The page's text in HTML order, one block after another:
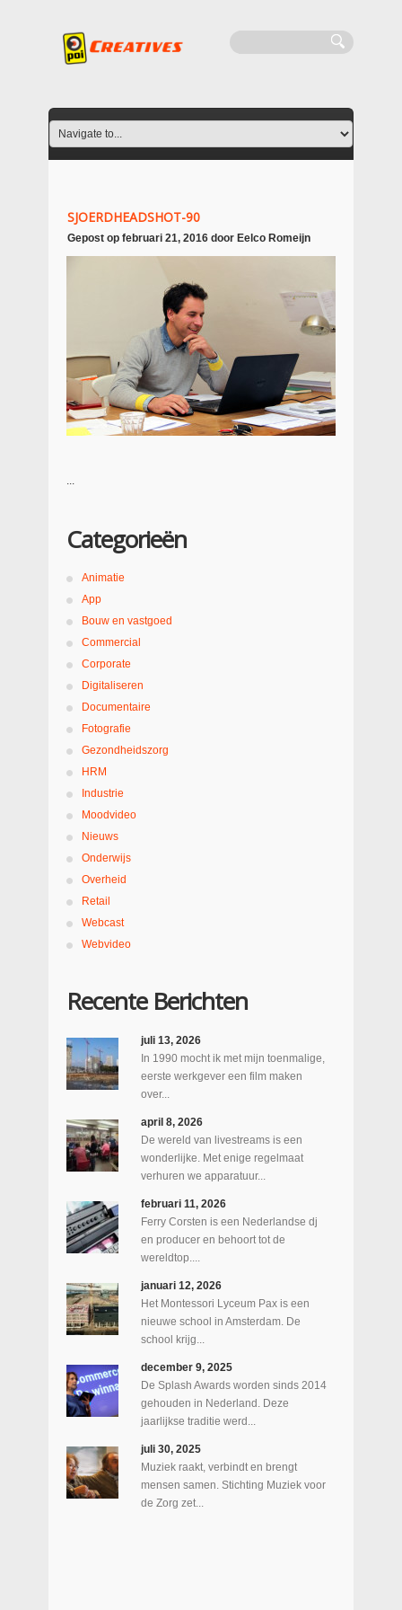
SJOERDHEADSHOT-90
Gepost op februari 21, 2016 door Eelco Romeijn
...
Categorieën
Animatie
App
Bouw en vastgoed
Commercial
Corporate
Digitaliseren
Documentaire
Fotografie
Gezondheidszorg
HRM
Industrie
Moodvideo
Nieuws
Onderwijs
Overheid
Retail
Webcast
Webvideo
Recente Berichten
juli 13, 2026
In 1990 mocht ik met mijn toenmalige,
eerste werkgever een film maken
over...
april 8, 2026
De wereld van livestreams is een
wonderlijke. Met enige regelmaat
verhuren we apparatuur...
februari 11, 2026
Ferry Corsten is een Nederlandse dj
en producer en behoort tot de
wereldtop....
januari 12, 2026
Het Montessori Lyceum Pax is een
nieuwe school in Amsterdam. De
school krijg...
december 9, 2025
De Splash Awards worden sinds 2014
gehouden in Nederland. Deze
jaarlijkse traditie werd...
juli 30, 2025
Muziek raakt, verbindt en brengt
mensen samen. Stichting Muziek voor
de Zorg zet...